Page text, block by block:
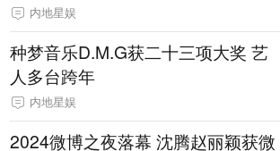
内地星娱
种梦音乐D.M.G获二十三项大奖 艺
人多台跨年
内地星娱
2024微博之夜落幕 沈腾赵丽颖获微